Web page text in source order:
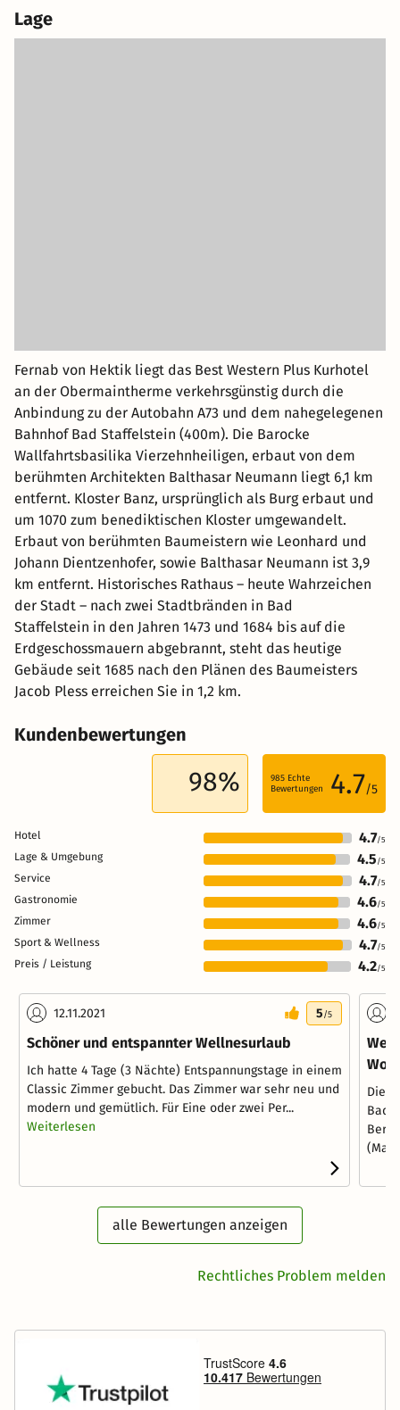
Lage
Fernab von Hektik liegt das Best Western Plus Kurhotel
an der Obermaintherme verkehrsgünstig durch die
Anbindung zu der Autobahn A73 und dem nahegelegenen
Bahnhof Bad Staffelstein (400m). Die Barocke
Wallfahrtsbasilika Vierzehnheiligen, erbaut von dem
berühmten Architekten Balthasar Neumann liegt 6,1 km
entfernt. Kloster Banz, ursprünglich als Burg erbaut und
um 1070 zum benediktischen Kloster umgewandelt.
Erbaut von berühmten Baumeistern wie Leonhard und
Johann Dientzenhofer, sowie Balthasar Neumann ist 3,9
km entfernt. Historisches Rathaus – heute Wahrzeichen
der Stadt – nach zwei Stadtbränden in Bad
Staffelstein in den Jahren 1473 und 1684 bis auf die
Erdgeschossmauern abgebrannt, steht das heutige
Gebäude seit 1685 nach den Plänen des Baumeisters
Jacob Pless erreichen Sie in 1,2 km.
Kundenbewertungen
98% 985 Echte
Bewertungen
4.7/5
Hotel 4.7/5
Lage & Umgebung 4.5 /5
Service 4.7/5
Gastronomie 4.6/5
Zimmer 4.6/5
Sport & Wellness 4.7/5
Preis / Leistung 4.2/5
12.11.2021 5/5
Schöner und entspannter Wellnesurlaub
Ich hatte 4 Tage (3 Nächte) Entspannungstage in einem
Classic Zimmer gebucht. Das Zimmer war sehr neu und
modern und gemütlich. Für Eine oder zwei Per...
Weiterlesen
Die
alle Bewertungen anzeigen
Rechtliches Problem melden